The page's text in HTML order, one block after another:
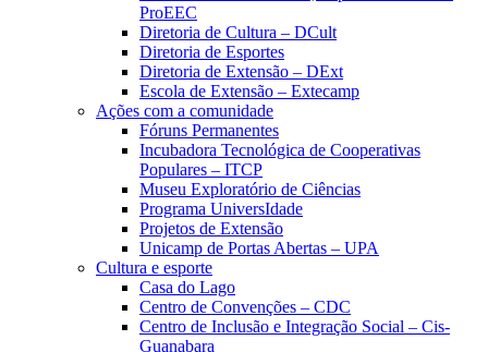
ProEEC
Diretoria de Cultura – DCult
Diretoria de Esportes
Diretoria de Extensão – DExt
Escola de Extensão – Extecamp
Ações com a comunidade
Fóruns Permanentes
Incubadora Tecnológica de Cooperativas
Populares – ITCP
Museu Exploratório de Ciências
Programa UniversIdade
Projetos de Extensão
Unicamp de Portas Abertas – UPA
Cultura e esporte
Casa do Lago
Centro de Convenções – CDC
Centro de Inclusão e Integração Social – Cis-
Guanabara